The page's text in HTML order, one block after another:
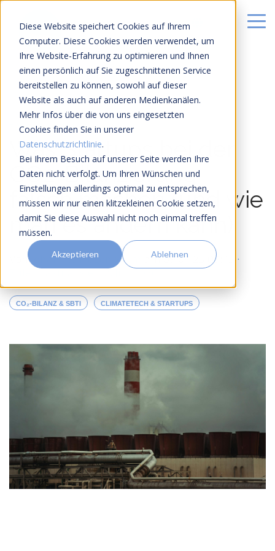
Diese Website speichert Cookies auf Ihrem
Computer. Diese Cookies werden verwendet, um
Ihre Website-Erfahrung zu optimieren und Ihnen
einen persönlich auf Sie zugeschnittenen Service
bereitstellen zu können, sowohl auf dieser
Website als auch auf anderen Medienkanälen.
Mehr Infos über die von uns eingesetzten
Cookies finden Sie in unserer
Datenschutzrichtlinie.
Bei Ihrem Besuch auf unserer Seite werden Ihre
Daten nicht verfolgt. Um Ihren Wünschen und
Einstellungen allerdings optimal zu entsprechen,
müssen wir nur einen klitzekleinen Cookie setzen,
damit Sie diese Auswahl nicht noch einmal treffen
müssen.
Akzeptieren Ablehnen
7 MIN LESEZEIT
Was Startups bei der
CO2-Bilanzierung
falsch machen (und wie
man es ändern kann)
Von Johannes Fiegenbaum am09.04.25 09:45 ·
Zuletzt aktualisiert 2. Juli 2026
CO₂-BILANZ & SBTI CLIMATETECH & STARTUPS